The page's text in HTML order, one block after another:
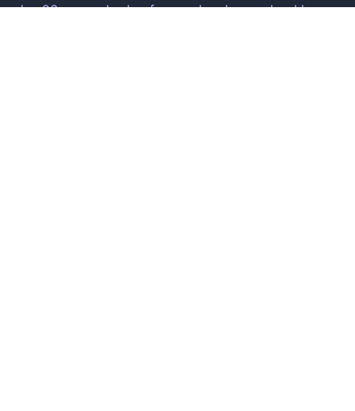
dum26.ruruspol.spb.rufr-opendp.rukam-solnyshko.ru